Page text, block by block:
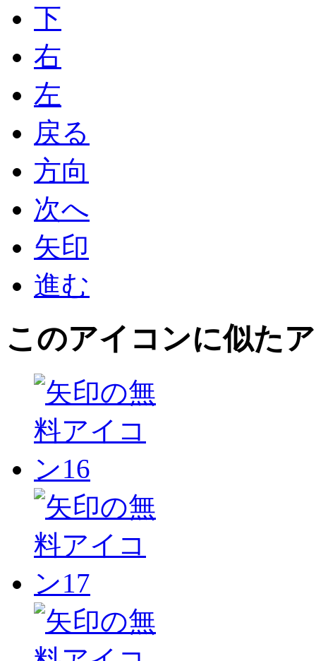
下
右
左
戻る
方向
次へ
矢印
進む
このアイコンに似た